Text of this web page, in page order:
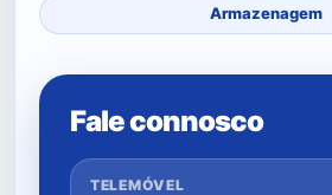
Armazenagem
Fale connosco
TELEMÓVEL